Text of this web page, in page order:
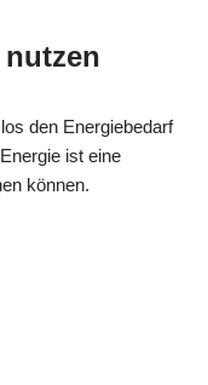
den Energiebedarf
ist eine
können.